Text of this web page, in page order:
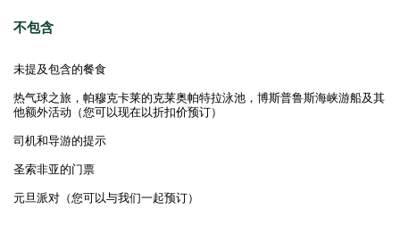
不包含
未提及包含的餐食
热气球之旅，帕穆克卡莱的克莱奥帕特拉泳池，博斯普鲁斯海峡游船及其
他额外活动（您可以现在以折扣价预订）
司机和导游的提示
圣索非亚的门票
元旦派对（您可以与我们一起预订）